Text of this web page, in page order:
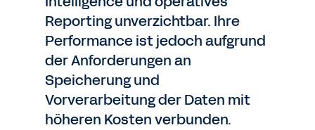
Reporting unverzichtbar. Ihre
Performance ist jedoch aufgrund
der Anforderungen an
Speicherung und
Vorverarbeitung der Daten mit
höheren Kosten verbunden.